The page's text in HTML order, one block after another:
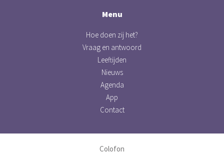
Menu
Hoe doen zij het?
Vraag en antwoord
Leeftijden
Nieuws
Agenda
App
Contact
Colofon